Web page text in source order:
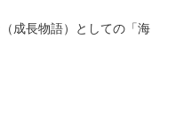
成長物語）としての「海